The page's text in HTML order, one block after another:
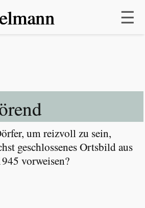
um reizvoll zu sein,
geschlos­senes Ortsbild aus
vorweisen?